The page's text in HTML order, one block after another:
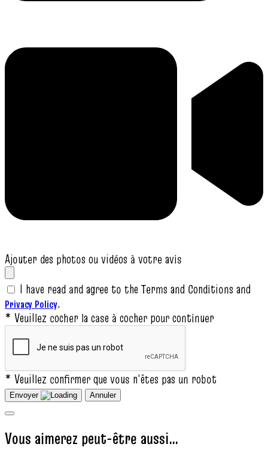
Ajouter des photos ou vidéos à votre avis
I have read and agree to the Terms and Conditions and
Privacy Policy.
* Veuillez cocher la case à cocher pour continuer
* Veuillez confirmer que vous n‘êtes pas un robot
Envoyer Annuler
Vous aimerez peut-être aussi…